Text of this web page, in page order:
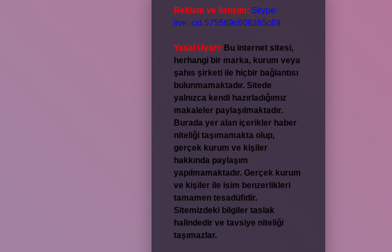
Reklam ve İletişim: Skype:
live:.cid.575569c608265c69
Yasal Uyarı: Bu internet sitesi,
herhangi bir marka, kurum veya
şahıs şirketi ile hiçbir bağlantısı
bulunmamaktadır. Sitede
yalnızca kendi hazırladığımız
makaleler paylaşılmaktadır.
Burada yer alan içerikler haber
niteliği taşımamakta olup,
gerçek kurum ve kişiler
hakkında paylaşım
yapılmamaktadır. Gerçek kurum
ve kişiler ile isim benzerlikleri
tamamen tesadüfidir.
Sitemizdeki bilgiler taslak
halindedir ve tavsiye niteliği
taşımazlar.